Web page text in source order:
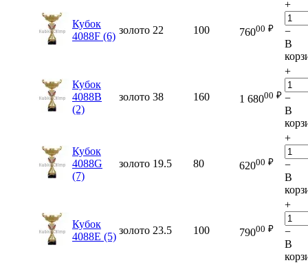
Кубок
4088F (6)
золото 22 100 76000 ₽
+
−
В
Кубок
4088B
(2)
золото 38 160 1 68000 ₽
+
−
В
Кубок
4088G
(7)
золото 19.5 80 62000 ₽
+
−
В
Кубок
4088E (5)
золото 23.5 100 79000 ₽
+
−
В